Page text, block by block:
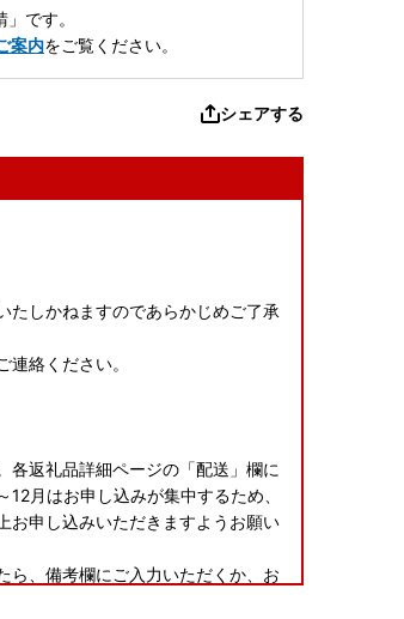
です。
案内をご覧ください。
シェアする
たしかねますのであらかじめご了承
絡ください。
各返礼品詳細ページの「配送」欄に
月はお申し込みが集中するため、
お申し込みいただきますようお願い
ら、備考欄にご入力いただくか、お